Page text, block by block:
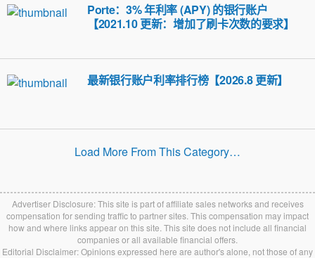
Porte：3% 年利率 (APY) 的银行账户
【2021.10 更新：增加了刷卡次数的要求】
最新银行账户利率排行榜【2026.8 更新】
Load More From This Category…
Advertiser Disclosure: This site is part of affiliate sales networks and receives
compensation for sending traffic to partner sites. This compensation may impact
how and where links appear on this site. This site does not include all financial
companies or all available financial offers.
Editorial Disclaimer: Opinions expressed here are author's alone, not those of any